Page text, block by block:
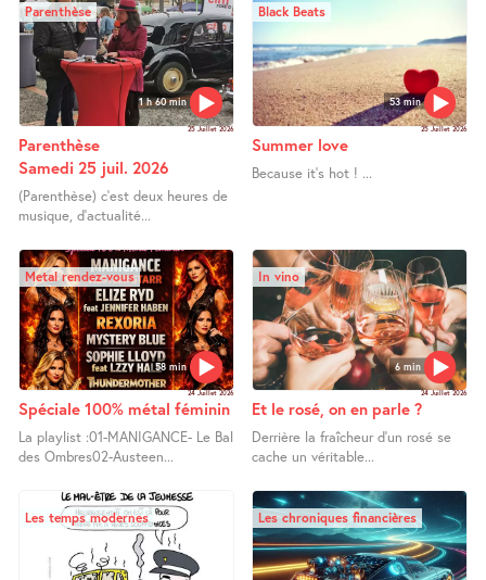
1 h 60 min
Parenthèse
25 Juillet 2026
Parenthèse
Samedi 25 juil. 2026
(Parenthèse) c’est deux heures de
musique, d’actualité...
53 min
Black Beats
25 Juillet 2026
Summer love
Because it’s hot ! ...
58 min
Metal rendez-vous
24 Juillet 2026
Spéciale 100% métal féminin
La playlist :01-MANIGANCE- Le Bal
des Ombres02-Austeen...
6 min
In vino
24 Juillet 2026
Et le rosé, on en parle ?
Derrière la fraîcheur d’un rosé se
cache un véritable...
Les temps modernes Les chroniques financières